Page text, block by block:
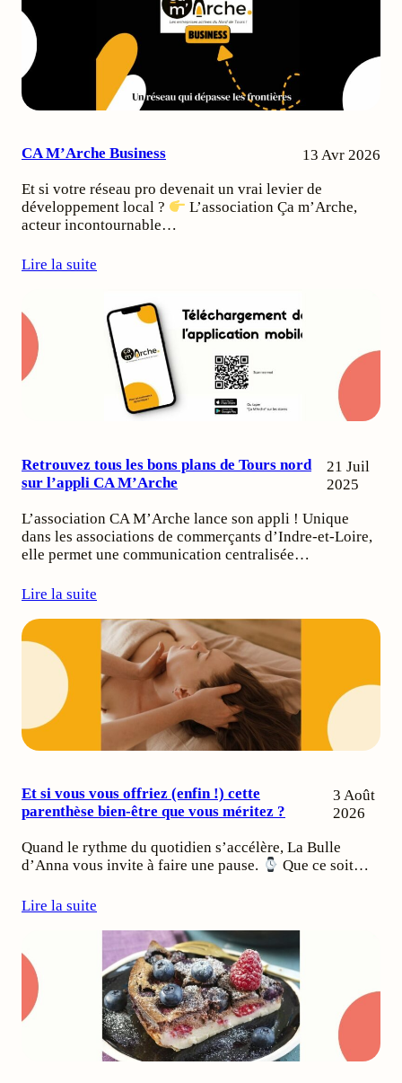
CA M’Arche Business 13 Avr 2026
Et si votre réseau pro devenait un vrai levier de
développement local ?
L’association Ça m’Arche,
acteur incontournable…
Lire la suite
Retrouvez tous les bons plans de Tours nord
sur l’appli CA M’Arche
21 Juil
2025
L’association CA M’Arche lance son appli ! Unique
dans les associations de commerçants d’Indre-et-Loire,
elle permet une communication centralisée…
Lire la suite
Et si vous vous offriez (enfin !) cette
parenthèse bien-être que vous méritez ?
3 Août
2026
Quand le rythme du quotidien s’accélère, La Bulle
d’Anna vous invite à faire une pause.
Que ce soit…
Lire la suite